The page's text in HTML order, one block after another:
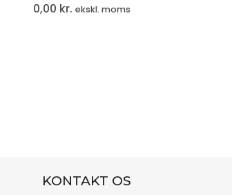
0,00 kr. ekskl. moms
KONTAKT OS